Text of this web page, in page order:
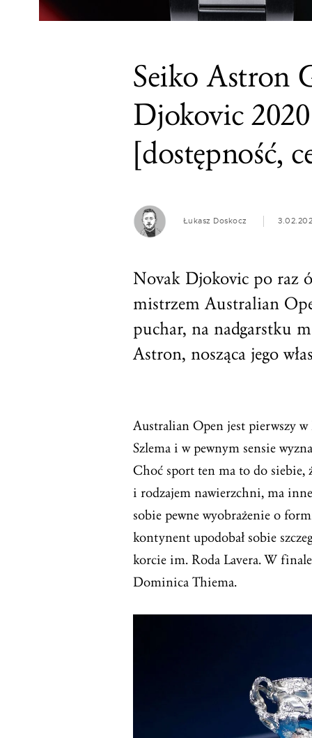
Seiko Astron
Djokovic
[dostępność,
Łukasz Doskocz
Novak Djokovic po raz
mistrzem Australian
puchar, na nadgarstku
Astron, nosząca jego
Australian Open jest pierwszy
Szlema i w pewnym sensie
Choć sport ten ma to do siebie,
i rodzajem nawierzchni, ma
sobie pewne wyobrażenie o
kontynent upodobał sobie
korcie im. Roda Lavera. W
Dominica Thiema.